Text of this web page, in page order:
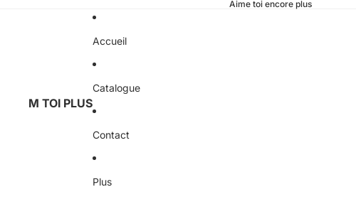
Aime toi encore plus
M TOI PLUS
Accueil
Catalogue
Contact
Plus